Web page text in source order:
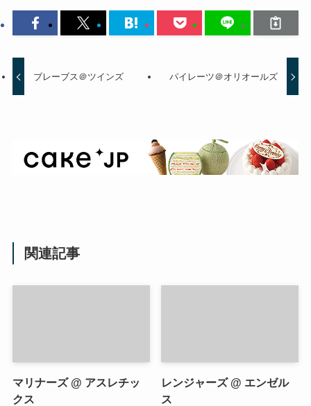
ブレーブス＠ツインズ パイレーツ＠オリオールズ
関連記事
マリナーズ @ アスレチッ
クス
レンジャーズ @ エンゼル
ス